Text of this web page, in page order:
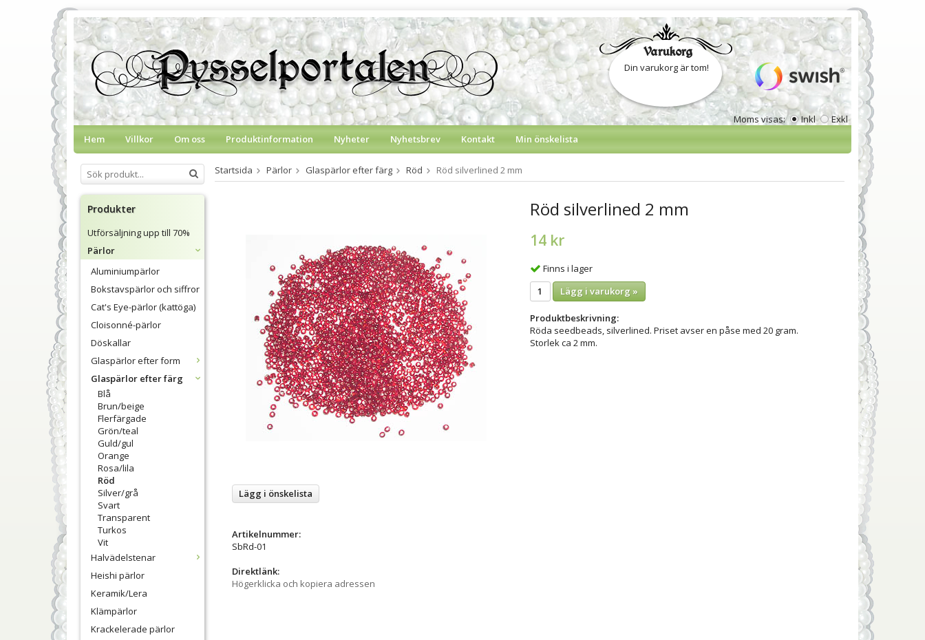
Moms visas: Inkl Exkl
Varukorg
Din varukorg är tom!
Hem Villkor Om oss Produktinformation Nyheter Nyhetsbrev Kontakt Min önskelista
Produkter
Utförsäljning upp till 70%
Pärlor
Aluminiumpärlor
Bokstavspärlor och siffror
Cat's Eye-pärlor (kattöga)
Cloisonné-pärlor
Döskallar
Glaspärlor efter form
Glaspärlor efter färg
Blå
Brun/beige
Flerfärgade
Grön/teal
Guld/gul
Orange
Rosa/lila
Röd
Silver/grå
Svart
Transparent
Turkos
Vit
Halvädelstenar
Heishi pärlor
Keramik/Lera
Klämpärlor
Krackelerade pärlor
Startsida Pärlor Glaspärlor efter färg Röd Röd silverlined 2 mm
Röd silverlined 2 mm
14 kr
Finns i lager
Lägg i varukorg »
Produktbeskrivning:
Röda seedbeads, silverlined. Priset avser en påse med 20 gram.
Storlek ca 2 mm.
Lägg i önskelista
Artikelnummer:
SbRd-01
Direktlänk:
Högerklicka och kopiera adressen